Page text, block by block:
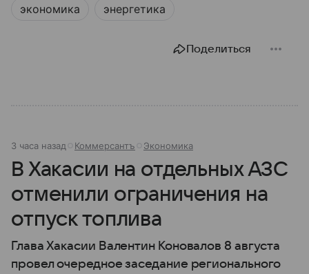
экономика энергетика
Поделиться
3 часа назад Коммерсантъ Экономика
В Хакасии на отдельных АЗС
отменили ограничения на
отпуск топлива
Глава Хакасии Валентин Коновалов 8 августа
провел очередное заседание регионального